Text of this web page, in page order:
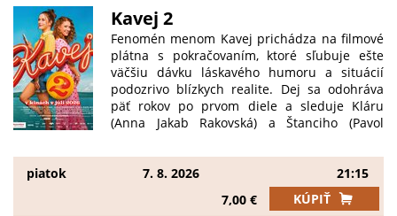
Kavej 2
Fenomén menom Kavej prichádza na filmové
plátna s pokračovaním, ktoré sľubuje ešte
väčšiu dávku láskavého humoru a situácií
podozrivo blízkych realite. Dej sa odohráva
päť rokov po prvom diele a sleduje Kláru
(Anna Jakab Rakovská) a Štanciho (Pavol
diktátorskou svokrou (Lenka Bariliková)
prináša nečakané úskalia. Ponorkovú chorobu
však čoskoro naruší Štanciho bratranec, večný
vetroplach Šimon (Daniel Žulčák). Keď
piatok 7. 8. 2026
21:15
7,00 €
KÚPIŤ